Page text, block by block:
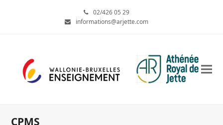
02/426 05 29
informations@arjette.com
CPMS